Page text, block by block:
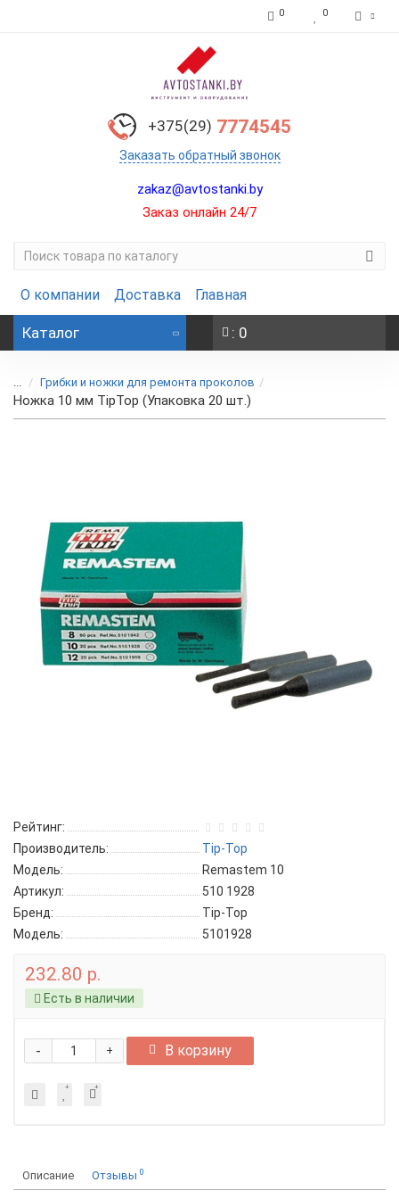
0 0
+375(29) 7774545
Заказать обратный звонок
zakaz@avtostanki.by
Заказ онлайн 24/7
О компании Доставка Главная
Каталог : 0
... Грибки и ножки для ремонта проколов
Ножка 10 мм TipTop (Упаковка 20 шт.)
Рейтинг:
Производитель:
Tip-Top
Модель:
Remastem 10
Артикул:
510 1928
Бренд:
Tip-Top
Модель:
5101928
232.80 р.
Есть в наличии
+
- В корзину
Описание Отзывы 0